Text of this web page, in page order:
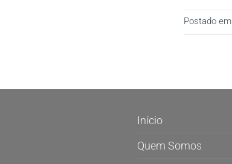
Postado em
Início
Quem Somos